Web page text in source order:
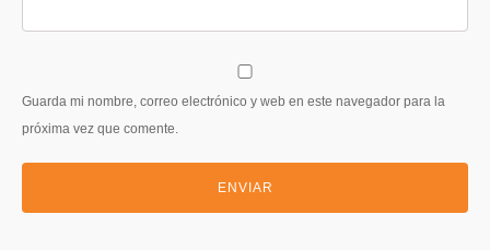
Guarda mi nombre, correo electrónico y web en este navegador para la
próxima vez que comente.